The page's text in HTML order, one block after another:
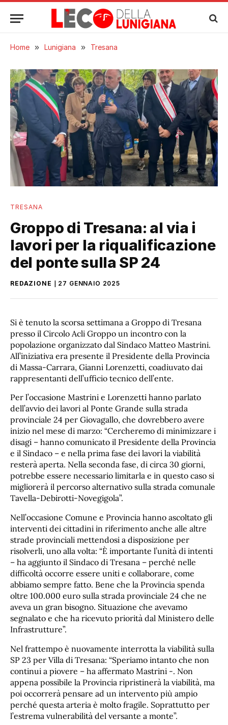
Home » Lunigiana » Tresana
TRESANA
Groppo di Tresana: al via i
lavori per la riqualificazione
del ponte sulla SP 24
REDAZIONE 27 GENNAIO 2025
Si è tenuto la scorsa settimana a Groppo di Tresana
presso il Circolo Acli Groppo un incontro con la
popolazione organizzato dal Sindaco Matteo Mastrini.
All’iniziativa era presente il Presidente della Provincia
di Massa-Carrara, Gianni Lorenzetti, coadiuvato dai
rappresentanti dell’ufficio tecnico dell’ente.
Per l’occasione Mastrini e Lorenzetti hanno parlato
dell’avvio dei lavori al Ponte Grande sulla strada
provinciale 24 per Giovagallo, che dovrebbero avere
inizio nel mese di marzo: “Cercheremo di minimizzare i
disagi – hanno comunicato il Presidente della Provincia
e il Sindaco – e nella prima fase dei lavori la viabilità
resterà aperta. Nella seconda fase, di circa 30 giorni,
potrebbe essere necessario limitarla e in questo caso si
migliorerà il percorso alternativo sulla strada comunale
Tavella-Debirotti-Novegigola”.
Nell’occasione Comune e Provincia hanno ascoltato gli
interventi dei cittadini in riferimento anche alle altre
strade provinciali mettendosi a disposizione per
risolverli, uno alla volta: “È importante l’unità di intenti
– ha aggiunto il Sindaco di Tresana – perché nelle
difficoltà occorre essere uniti e collaborare, come
abbiamo sempre fatto. Bene che la Provincia spenda
oltre 100.000 euro sulla strada provinciale 24 che ne
aveva un gran bisogno. Situazione che avevamo
segnalato e che ha ricevuto priorità dal Ministero delle
Infrastrutture”.
Nel frattempo è nuovamente interrotta la viabilità sulla
SP 23 per Villa di Tresana: “Speriamo intanto che non
continui a piovere – ha affermato Mastrini -. Non
appena possibile la Provincia ripristinerà la viabilità, ma
poi occorrerà pensare ad un intervento più ampio
perché questa arteria è molto fragile. Soprattutto per
l’estrema vulnerabilità del versante a monte”.